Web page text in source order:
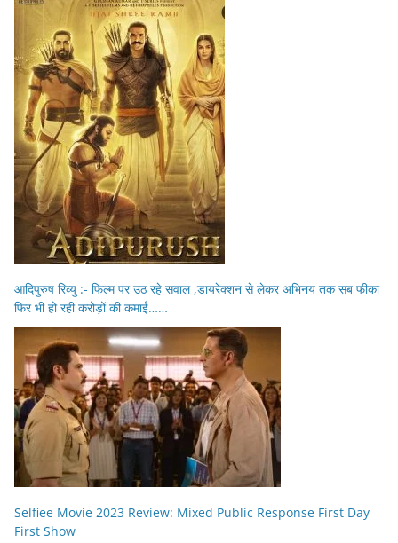
आदिपुरुष रिव्यु :- फिल्म पर उठ रहे सवाल ,डायरेक्शन से लेकर अभिनय तक सब फीका
फिर भी हो रही करोड़ों की कमाई……
Selfiee Movie 2023 Review: Mixed Public Response First Day
First Show